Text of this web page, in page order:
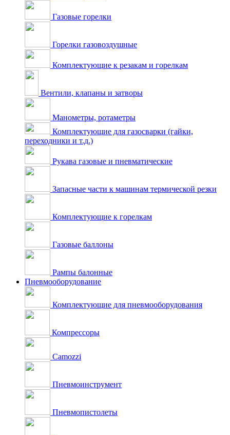
Газовые горелки
Горелки газовоздушные
Комплектующие к резакам и горелкам
Вентили, клапаны и затворы
Манометры, ротаметры
Комплектующие для газосварки (гайки,
переходники и т.д.)
Рукава газовые и пневматические
Запасные части к машинам термической резки
Комплектующие к горелкам
Газовые баллоны
Рампы балонные
Пневмооборудование
Комплектующие для пневмооборудования
Компрессоры
Camozzi
Пневмоинструмент
Пневмопистолеты